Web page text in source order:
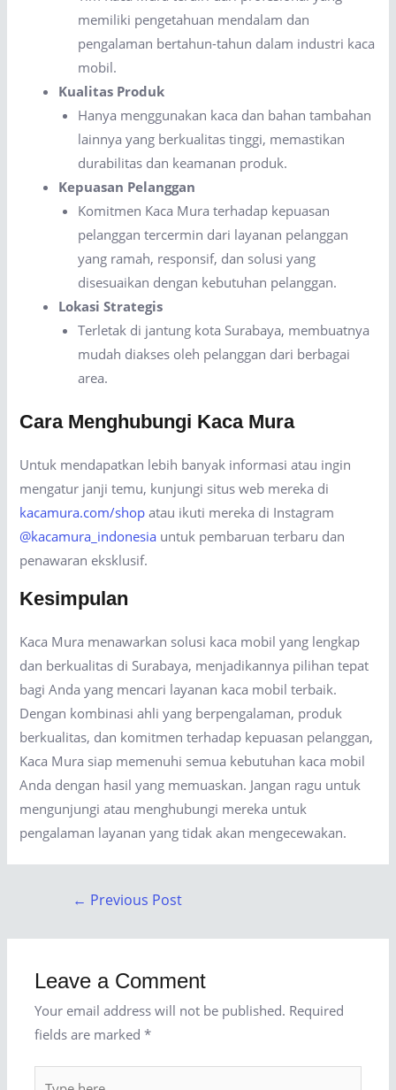
memiliki pengetahuan mendalam dan
pengalaman bertahun-tahun dalam industri kaca
mobil.
Kualitas Produk
Hanya menggunakan kaca dan bahan tambahan
lainnya yang berkualitas tinggi, memastikan
durabilitas dan keamanan produk.
Kepuasan Pelanggan
Komitmen Kaca Mura terhadap kepuasan
pelanggan tercermin dari layanan pelanggan
yang ramah, responsif, dan solusi yang
disesuaikan dengan kebutuhan pelanggan.
Lokasi Strategis
Terletak di jantung kota Surabaya, membuatnya
mudah diakses oleh pelanggan dari berbagai
area.
Cara Menghubungi Kaca Mura
Untuk mendapatkan lebih banyak informasi atau ingin
mengatur janji temu, kunjungi situs web mereka di
kacamura.com/shop atau ikuti mereka di Instagram
@kacamura_indonesia untuk pembaruan terbaru dan
penawaran eksklusif.
Kesimpulan
Kaca Mura menawarkan solusi kaca mobil yang lengkap
dan berkualitas di Surabaya, menjadikannya pilihan tepat
bagi Anda yang mencari layanan kaca mobil terbaik.
Dengan kombinasi ahli yang berpengalaman, produk
berkualitas, dan komitmen terhadap kepuasan pelanggan,
Kaca Mura siap memenuhi semua kebutuhan kaca mobil
Anda dengan hasil yang memuaskan. Jangan ragu untuk
mengunjungi atau menghubungi mereka untuk
pengalaman layanan yang tidak akan mengecewakan.
← Previous Post
Leave a Comment
Your email address will not be published. Required
fields are marked*